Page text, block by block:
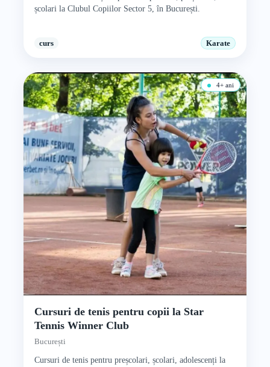
școlari la Clubul Copiilor Sector 5, în București.
curs Karate
4+ ani
Cursuri de tenis pentru copii la Star
Tennis Winner Club
București
Cursuri de tenis pentru preșcolari, școlari, adolescenți la